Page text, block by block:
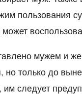
пользования
мужем и
но только до
следует